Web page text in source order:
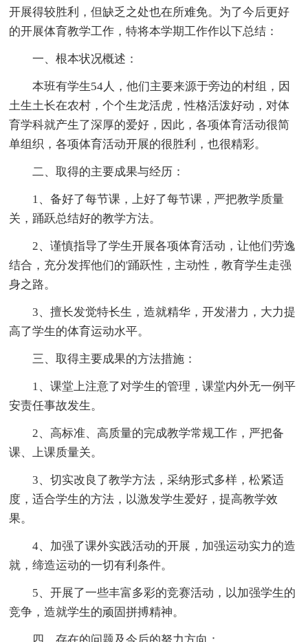
开展得较胜利，但缺乏之处也在所难免。为了今后更好
的开展体育教学工作，特将本学期工作作以下总结：
一、根本状况概述：
本班有学生54人，他们主要来源于旁边的村组，因
土生土长在农村，个个生龙活虎，性格活泼好动，对体
育学科就产生了深厚的爱好，因此，各项体育活动很简
单组织，各项体育活动开展的很胜利，也很精彩。
二、取得的主要成果与经历：
1、备好了每节课，上好了每节课，严把教学质量
关，踊跃总结好的教学方法。
2、谨慎指导了学生开展各项体育活动，让他们劳逸
结合，充分发挥他们的'踊跃性，主动性，教育学生走强
身之路。
3、擅长发觉特长生，造就精华，开发潜力，大力提
高了学生的体育运动水平。
三、取得主要成果的方法措施：
1、课堂上注意了对学生的管理，课堂内外无一例平
安责任事故发生。
2、高标准、高质量的完成教学常规工作，严把备
课、上课质量关。
3、切实改良了教学方法，采纳形式多样，松紧适
度，适合学生的方法，以激发学生爱好，提高教学效
果。
4、加强了课外实践活动的开展，加强运动实力的造
就，缔造运动的一切有利条件。
5、开展了一些丰富多彩的竞赛活动，以加强学生的
竞争，造就学生的顽固拼搏精神。
四、存在的问题及今后的努力方向：